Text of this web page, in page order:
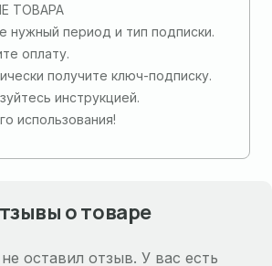
ТОВАРА
нужный период и тип подписки.
оплату.
получите ключ-подписку.
инструкцией.
использования!
о товаре
оставил отзыв. У вас есть